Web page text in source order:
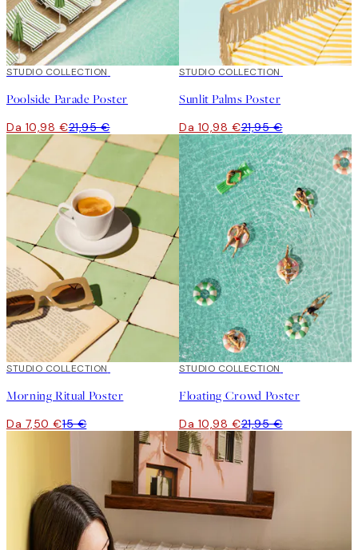
50%*
STUDIO COLLECTION
Poolside Parade Poster
Da 10,98 €21,95 €
50%*
STUDIO COLLECTION
Sunlit Palms Poster
Da 10,98 €21,95 €
50%*
STUDIO COLLECTION
Morning Ritual Poster
Da 7,50 €15 €
50%*
STUDIO COLLECTION
Floating Crowd Poster
Da 10,98 €21,95 €